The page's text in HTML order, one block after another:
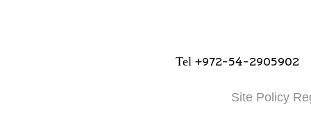
Tel +972-54-2905902
Site Policy